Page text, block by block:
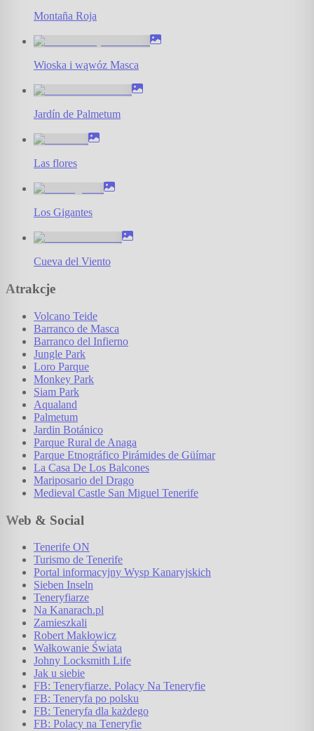
Montaña Roja
Wioska i wąwóz Masca
Jardín de Palmetum
Las flores
Los Gigantes
Cueva del Viento
Atrakcje
Volcano Teide
Barranco de Masca
Barranco del Infierno
Jungle Park
Loro Parque
Monkey Park
Siam Park
Aqualand
Palmetum
Jardin Botánico
Parque Rural de Anaga
Parque Etnográfico Pirámides de Güímar
La Casa De Los Balcones
Mariposario del Drago
Medieval Castle San Miguel Tenerife
Web & Social
Tenerife ON
Turismo de Tenerife
Portal informacyjny Wysp Kanaryjskich
Sieben Inseln
Teneryfiarze
Na Kanarach.pl
Zamieszkali
Robert Makłowicz
Wałkowanie Świata
Johny Locksmith Life
Jak u siebie
FB: Teneryfiarze. Polacy Na Teneryfie
FB: Teneryfa po polsku
FB: Teneryfa dla każdego
FB: Polacy na Teneryfie